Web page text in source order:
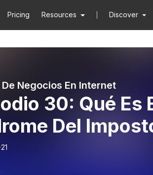
Pricing Resources Discover
Negocios En Internet
30: Qué Es
Del
Vencerlo